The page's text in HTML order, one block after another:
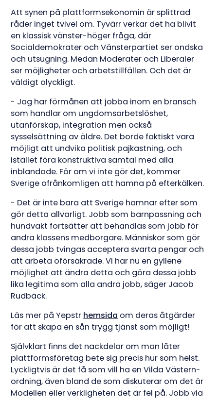
Att synen på plattformsekonomin är splittrad
råder inget tvivel om. Tyvärr verkar det ha blivit
en klassisk vänster-höger fråga, där
Socialdemokrater och Vänsterpartiet ser ondska
och utsugning. Medan Moderater och Liberaler
ser möjligheter och arbetstillfällen. Och det är
väldigt olyckligt.
- Jag har förmånen att jobba inom en bransch
som handlar om ungdomsarbetslöshet,
utanförskap, integration men också
sysselsättning av äldre. Det borde faktiskt vara
möjligt att undvika politisk pajkastning, och
istället föra konstruktiva samtal med alla
inblandade. För om vi inte gör det, kommer
Sverige ofrånkomligen att hamna på efterkälken.
- Det är inte bara att Sverige hamnar efter som
gör detta allvarligt. Jobb som barnpassning och
hundvakt fortsätter att behandlas som jobb för
andra klassens medborgare. Människor som gör
dessa jobb tvingas acceptera svarta pengar och
att arbeta oförsäkrade. Vi har nu en gyllene
möjlighet att ändra detta och göra dessa jobb
lika legitima som alla andra jobb, säger Jacob
Rudbäck.
Läs mer på Yepstr hemsida om deras åtgärder
för att skapa en sån trygg tjänst som möjligt!
Självklart finns det nackdelar om man låter
plattformsföretag bete sig precis hur som helst.
Lyckligtvis är det få som vill ha en Vilda Västern-
ordning, även bland de som diskuterar om det är
Modellen eller verkligheten det är fel på. Jobb via